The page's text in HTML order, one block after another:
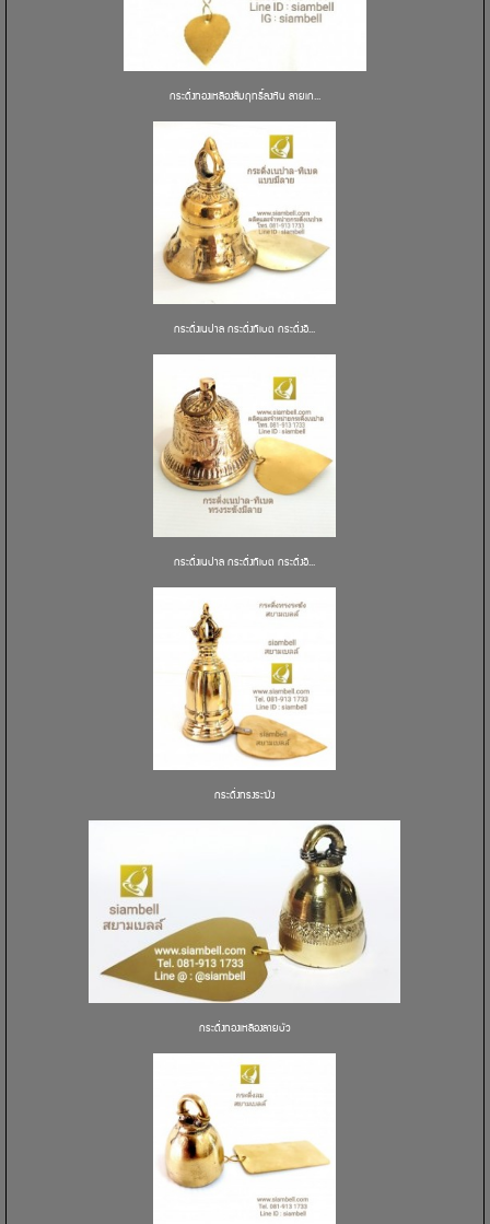
กระดิ่งทองเหลืองสัมฤทธิ์ลงหิน ลายเก...
กระดิ่งเนปาล กระดิ่งทิเบต กระดิ่งอิ...
กระดิ่งเนปาล กระดิ่งทิเบต กระดิ่งอิ...
กระดิ่งทรงระฆัง
กระดิ่งทองเหลืองลายบัว